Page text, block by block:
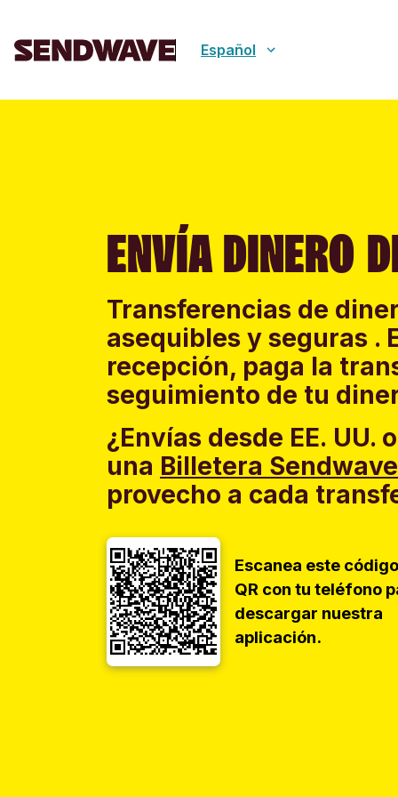
Español
ENVÍA DINERO
Transferencias de
asequibles y seguras .
recepción, paga la
seguimiento de tu
¿Envías desde EE. UU.
una Billetera Sendwave
provecho a cada
Escanea este código
QR con tu teléfono
descargar nuestra
aplicación.